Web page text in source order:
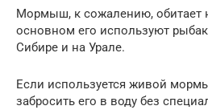
Мормыш, к сожалению, обитает
основном его используют
Сибире и на Урале.
Если используется живой
забросить его в воду без